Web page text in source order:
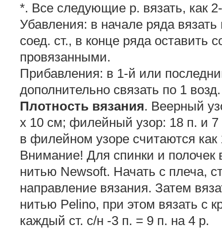
*. Все следующие р. вязать, как
Убавления: в начале ряда
соед. ст., в конце ряда оставить
провязанными.
Прибавления: в 1-й или
дополнительно связать по 1
Плотность вязания. Веерный
х 10 см; филейный узор: 18 п. и 7
в филейном узоре считаются как
Внимание! Для спинки и
нитью Newsoft. Начать с плеча,
направление вязания. Затем
нитью Pelino, при этом вязать с
каждый ст. с/н -3 п. = 9 п. на 4 р.